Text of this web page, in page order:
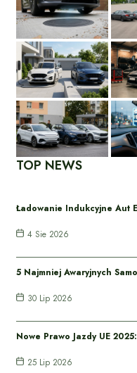
TOP NEWS
Ładowanie Indukcyjne Aut
4 Sie 2026
5 Najmniej Awaryjnych
30 Lip 2026
Nowe Prawo Jazdy UE
25 Lip 2026